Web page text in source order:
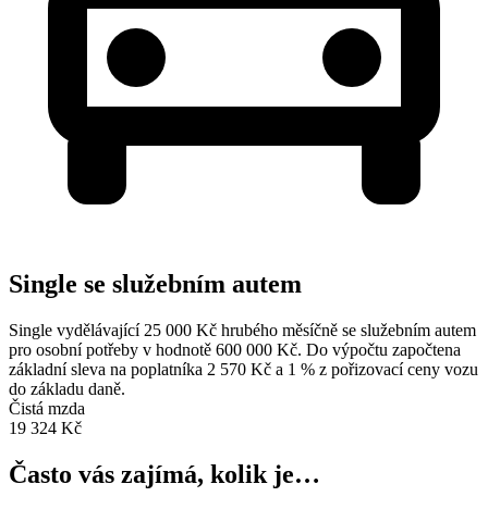
Single se služebním autem
Single vydělávající 25 000 Kč hrubého měsíčně se služebním autem
pro osobní potřeby v hodnotě 600 000 Kč. Do výpočtu započtena
základní sleva na poplatníka 2 570 Kč a 1 % z pořizovací ceny vozu
do základu daně.
Čistá mzda
19 324 Kč
Často vás zajímá, kolik je…